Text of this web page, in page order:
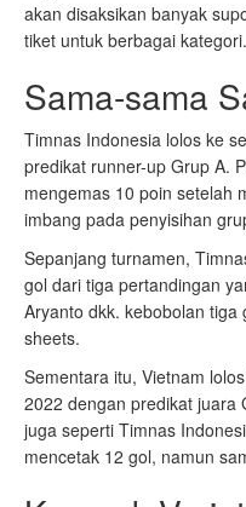
akan disaksikan banyak
tiket untuk berbagai kategori.
Sama-sama
Timnas Indonesia lolos ke
predikat runner-up Grup A.
mengemas 10 poin setelah
imbang pada penyisihan
Sepanjang turnamen,
gol dari tiga pertandingan
Aryanto dkk. kebobolan
sheets.
Sementara itu, Vietnam
2022 dengan predikat juara
juga seperti Timnas
mencetak 12 gol, namun